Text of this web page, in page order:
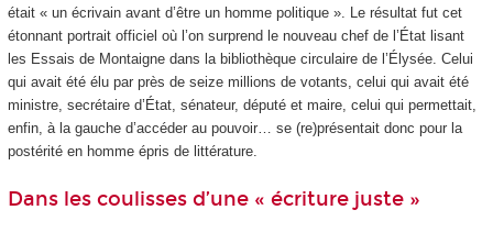
était « un écrivain avant d’être un homme politique ». Le résultat fut cet
étonnant portrait officiel où l’on surprend le nouveau chef de l’État lisant
les Essais de Montaigne dans la bibliothèque circulaire de l’Élysée. Celui
qui avait été élu par près de seize millions de votants, celui qui avait été
ministre, secrétaire d’État, sénateur, député et maire, celui qui permettait,
enfin, à la gauche d’accéder au pouvoir… se (re)présentait donc pour la
postérité en homme épris de littérature.
Dans les coulisses d’une « écriture juste »